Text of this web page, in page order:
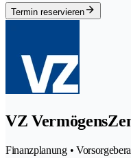
Termin reservieren
VZ
Finanzplanung •